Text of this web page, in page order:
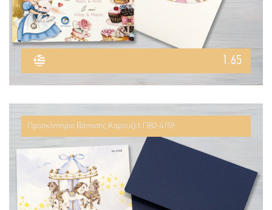
1.65
Προσκλητήριο Βάπτισης Καρουζέλ ΠΒ2-4159